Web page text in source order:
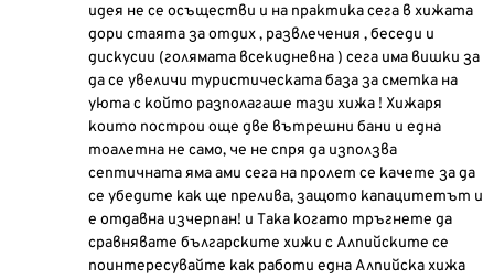
идея не се осъществи и на практика сега в хижата
дори стаята за отдих , развлечения , беседи и
дискусии (голямата всекидневна ) сега има вишки за
да се увеличи туристическата база за сметка на
уюта с който разполагаше тази хижа ! Хижаря
които построи още две вътрешни бани и една
тоалетна не само, че не спря да използва
септичната яма ами сега на пролет се качете за да
се убедите как ще прелива, защото капацитетът и
е отдавна изчерпан! и Така когато тръгнете да
сравнявате българските хижи с Алпийските се
поинтересувайте как работи една Алпийска хижа